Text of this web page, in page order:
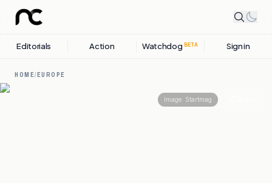
Editorials Action Watchdog BETA Sign in
HOME/EUROPE
Image: Startmag